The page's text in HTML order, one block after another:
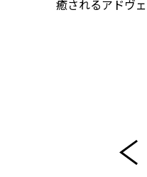
癒されるアドヴ